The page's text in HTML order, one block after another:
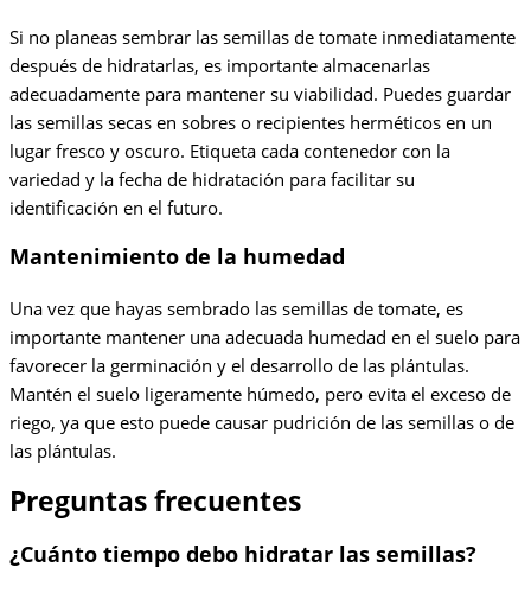
Si no planeas sembrar las semillas de tomate inmediatamente
después de hidratarlas, es importante almacenarlas
adecuadamente para mantener su viabilidad. Puedes guardar
las semillas secas en sobres o recipientes herméticos en un
lugar fresco y oscuro. Etiqueta cada contenedor con la
variedad y la fecha de hidratación para facilitar su
identificación en el futuro.
Mantenimiento de la humedad
Una vez que hayas sembrado las semillas de tomate, es
importante mantener una adecuada humedad en el suelo para
favorecer la germinación y el desarrollo de las plántulas.
Mantén el suelo ligeramente húmedo, pero evita el exceso de
riego, ya que esto puede causar pudrición de las semillas o de
las plántulas.
Preguntas frecuentes
¿Cuánto tiempo debo hidratar las semillas?